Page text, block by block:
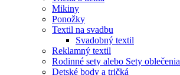
Mikiny
Ponožky
Textil na svadbu
Svadobný textil
Reklamný textil
Rodinné sety alebo Sety oblečenia
Detské body a tričká